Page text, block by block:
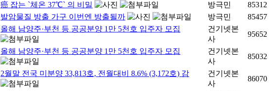
癌 잡는 `체온 37℃` 의 비밀 방극민 85312
발암물질 방출 가구 이번엔 방출될까 방극민 85457
올해 남양주·부천 등 공공분양 1만 5천호 입주자 모집
건기넷본
사
95652
올해 남양주·부천 등 공공분양 1만 5천호 입주자 모집
건기넷본
사
85032
2월말 전국 미분양 33,813호, 전월대비 8.6% (3,172호) 감
건기넷본
사
86070